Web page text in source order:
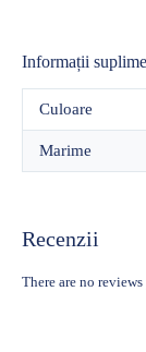
Informații
Culoare
Marime
Recenzii
There are no